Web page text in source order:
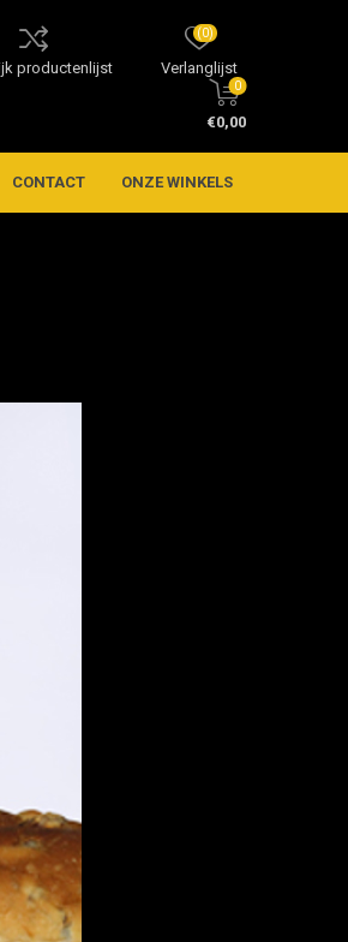
productenlijst Verlanglijst
(0)
0
€0,00
CONTACT ONZE WINKELS